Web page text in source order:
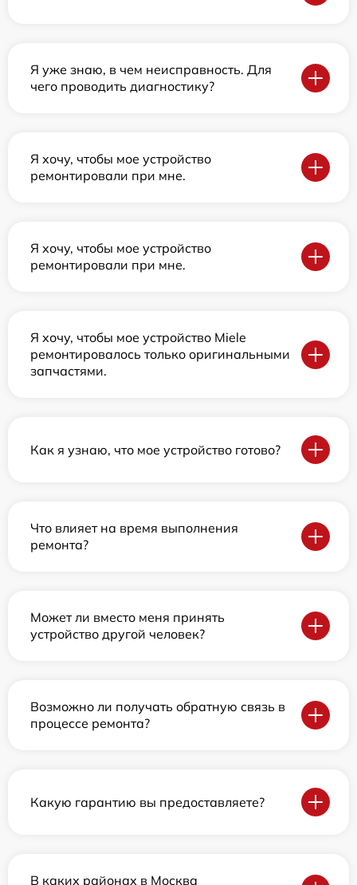
Я уже знаю, в чем неисправность. Для
чего проводить диагностику?
Я хочу, чтобы мое устройство
ремонтировали при мне.
Я хочу, чтобы мое устройство
ремонтировали при мне.
Я хочу, чтобы мое устройство Miele
ремонтировалось только оригинальными
запчастями.
Как я узнаю, что мое устройство готово?
Что влияет на время выполнения
ремонта?
Может ли вместо меня принять
устройство другой человек?
Возможно ли получать обратную связь в
процессе ремонта?
Какую гарантию вы предоставляете?
В каких районах в Москва